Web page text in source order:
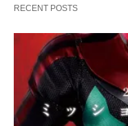
RECENT POSTS